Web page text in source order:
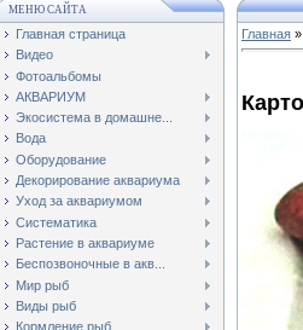
МЕНЮ САЙТА
Главная страница
Видео
Фотоальбомы
АКВАРИУМ
Экосистема в домашне...
Вода
Оборудование
Декорирование аквариума
Уход за аквариумом
Систематика
Растение в аквариуме
Беспозвоночные в акв...
Мир рыб
Виды рыб
Кормление рыб
Главная »